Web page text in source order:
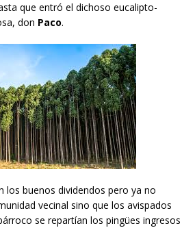
que entró el dichoso eucalipto-
don Paco.
los buenos dividendos pero ya no
vecinal sino que los avispados
se repartían los pingües ingresos